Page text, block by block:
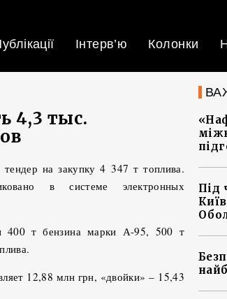
Інтерв’ю Колонки
4,3 тыс.
на закупку 4 347 т топлива.
в системе электронных
400 т бензина марки А-95, 500 т
12,88 млн грн, «двойки» – 15,43
Під